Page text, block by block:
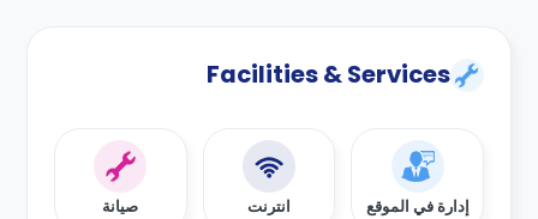
Facilities & Services
إدارة في الموقع انترنت صيانة